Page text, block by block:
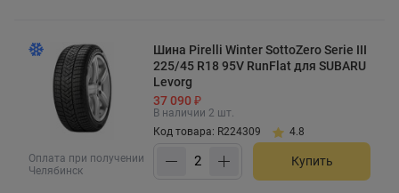
Оплата при получении
Челябинск
Шина Pirelli Winter SottoZero Serie III
225/45 R18 95V RunFlat для SUBARU
Levorg
37 090 ₽
В наличии 2 шт.
Код товара: R224309
4.8
Купить